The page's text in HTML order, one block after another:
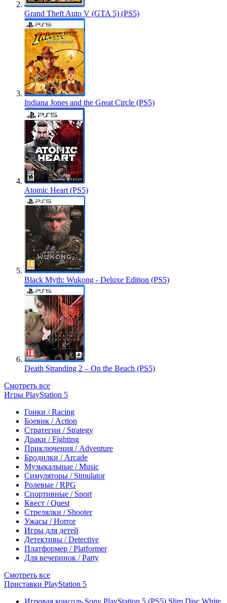
Grand Theft Auto V (GTA 5) (PS5)
Indiana Jones and the Great Circle (PS5)
Atomic Heart (PS5)
Black Myth: Wukong - Deluxe Edition (PS5)
Death Stranding 2 – On the Beach (PS5)
Смотреть все
Игры PlayStation 5
Гонки / Racing
Боевик / Action
Стратегии / Strategy
Драки / Fighting
Приключения / Adventure
Бродилки / Arcade
Музыкальные / Music
Симуляторы / Simulator
Ролевые / RPG
Спортивные / Sport
Квест / Quest
Стрелялки / Shooter
Ужасы / Horror
Игры для детей
Детективы / Detective
Платформер / Platformer
Для вечеринок / Party
Смотреть все
Приставки PlayStation 5
Игровая консоль Sony PlayStation 5 (PS5) Slim Disc White